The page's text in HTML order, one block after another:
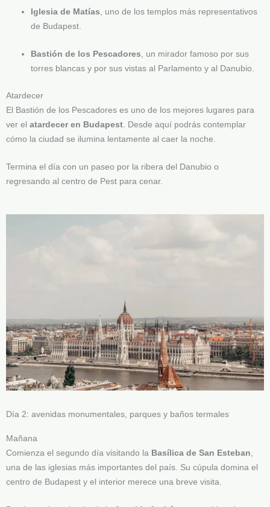
Iglesia de Matías , uno de los templos más representativos
de Budapest.
Bastión de los Pescadores , un mirador famoso por sus
torres blancas y por sus vistas al Parlamento y al Danubio.
Atardecer
El Bastión de los Pescadores es uno de los mejores lugares para
ver el atardecer en Budapest. Desde aquí podrás contemplar
cómo la ciudad se ilumina lentamente al caer la noche.
Termina el día con un paseo por la ribera del Danubio o
regresando al centro de Pest para cenar.
Día 2: avenidas monumentales, parques y baños termales
Mañana
Comienza el segundo día visitando la Basílica de San Esteban,
una de las iglesias más importantes del país. Su cúpula domina el
centro de Budapest y el interior merece una breve visita.